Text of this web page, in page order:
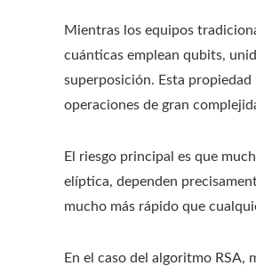
Mientras los equipos
cuánticas emplean qubits,
superposición. Esta
operaciones de gran
El riesgo principal es que
elíptica, dependen
mucho más rápido que
En el caso del algoritmo